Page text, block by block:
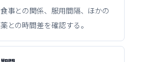
食事との関係、服用間隔、ほかの
薬との時間差を確認する。